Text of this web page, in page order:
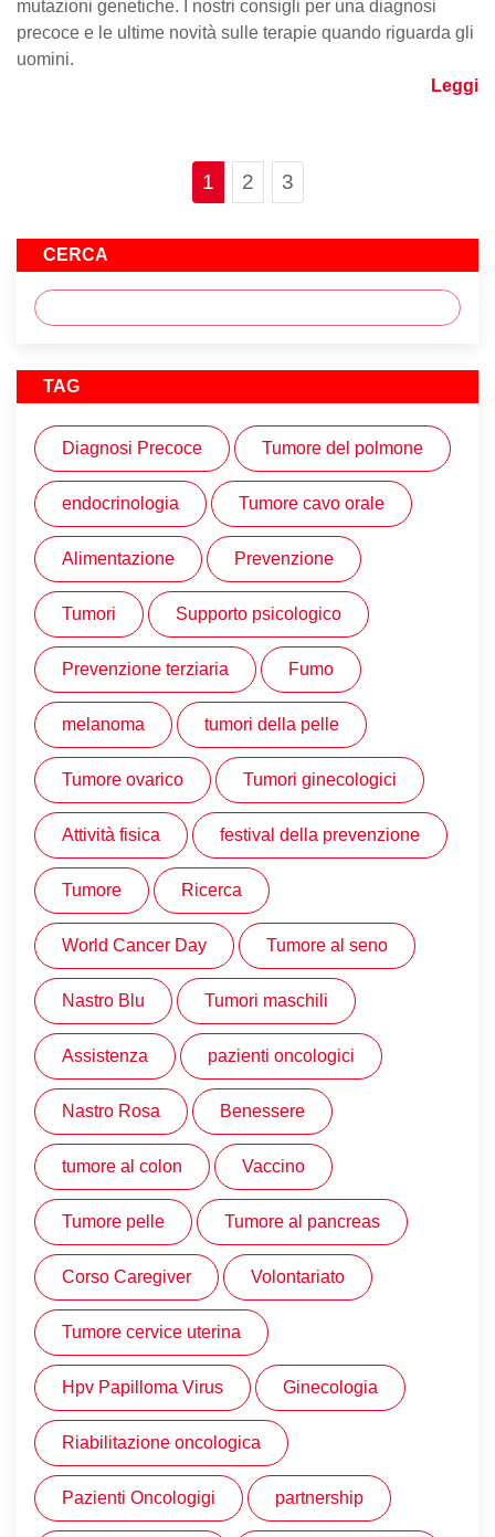
mutazioni genetiche. I nostri consigli per una diagnosi
precoce e le ultime novità sulle terapie quando riguarda gli
uomini.
Leggi
Page navigation
Current Page
1 Page
2 Page
3
CERCA
TAG
Diagnosi Precoce Tumore del polmone
endocrinologia Tumore cavo orale
Alimentazione Prevenzione
Tumori Supporto psicologico
Prevenzione terziaria Fumo
melanoma tumori della pelle
Tumore ovarico Tumori ginecologici
Attività fisica festival della prevenzione
Tumore Ricerca
World Cancer Day Tumore al seno
Nastro Blu Tumori maschili
Assistenza pazienti oncologici
Nastro Rosa Benessere
tumore al colon Vaccino
Tumore pelle Tumore al pancreas
Corso Caregiver Volontariato
Tumore cervice uterina
Hpv Papilloma Virus Ginecologia
Riabilitazione oncologica
Pazienti Oncologigi partnership